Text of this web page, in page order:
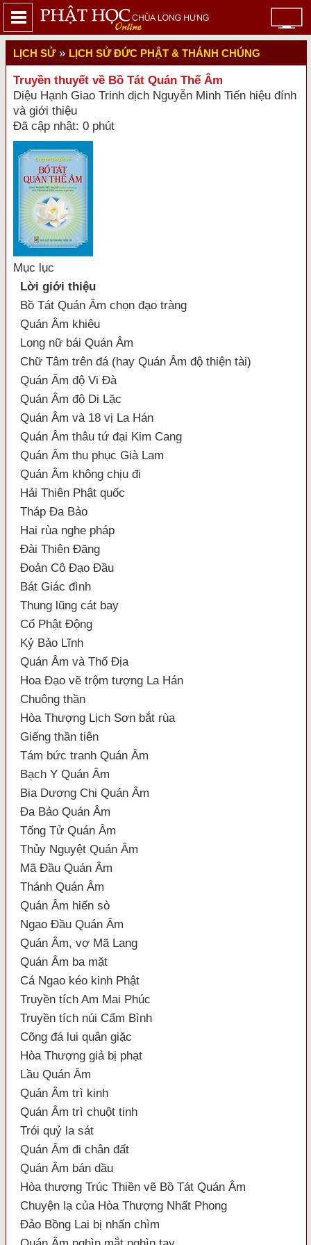
LỊCH SỬ» LỊCH SỬ ĐỨC PHẬT & THÁNH CHÚNG
Truyền thuyết về Bồ Tát Quán Thế Âm
Diệu Hạnh Giao Trinh dịch Nguyễn Minh Tiến hiệu đính
và giới thiệu
Đã cập nhật: 0 phút
Mục lục
Lời giới thiệu
Bồ Tát Quán Âm chọn đạo tràng
Quán Âm khiêu
Long nữ bái Quán Âm
Chữ Tâm trên đá (hay Quán Âm độ thiện tài)
Quán Âm độ Vi Đà
Quán Âm độ Di Lặc
Quán Âm và 18 vị La Hán
Quán Âm thâu tứ đại Kim Cang
Quán Âm thu phục Già Lam
Quán Âm không chịu đi
Hải Thiên Phật quốc
Tháp Đa Bảo
Hai rùa nghe pháp
Đài Thiên Đăng
Đoản Cô Đạo Đầu
Bát Giác đình
Thung lũng cát bay
Cổ Phật Động
Kỷ Bảo Lĩnh
Quán Âm và Thổ Địa
Hoa Đạo vẽ trộm tượng La Hán
Chuông thần
Hòa Thượng Lịch Sơn bắt rùa
Giếng thần tiên
Tám bức tranh Quán Âm
Bạch Y Quán Âm
Bia Dương Chi Quán Âm
Đa Bảo Quán Âm
Tống Tử Quán Âm
Thủy Nguyệt Quán Âm
Mã Đầu Quán Âm
Thánh Quán Âm
Quán Âm hiến sò
Ngao Đầu Quán Âm
Quán Âm, vợ Mã Lang
Quán Âm ba mặt
Cá Ngao kéo kinh Phật
Truyền tích Am Mai Phúc
Truyền tích núi Cẩm Bình
Cõng đá lui quân giặc
Hòa Thượng giả bị phạt
Lầu Quán Âm
Quán Âm trì kinh
Quán Âm trì chuột tinh
Trói quỷ la sát
Quán Âm đi chân đất
Quán Âm bán dầu
Hòa thượng Trúc Thiền vẽ Bồ Tát Quán Âm
Chuyện lạ của Hòa Thượng Nhất Phong
Đảo Bồng Lai bị nhấn chìm